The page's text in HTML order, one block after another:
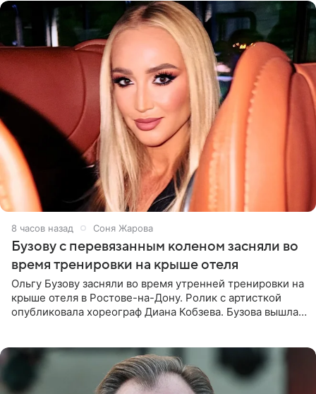
8 часов назад Соня Жарова
Бузову с перевязанным коленом засняли во
время тренировки на крыше отеля
Ольгу Бузову засняли во время утренней тренировки на
крыше отеля в Ростове-на-Дону. Ролик с артисткой
опубликовала хореограф Диана Кобзева. Бузова вышла